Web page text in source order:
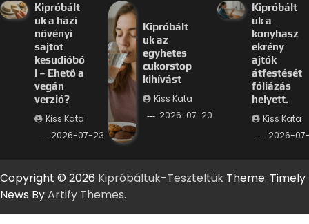
Kipróbált
uk a házi
növényi
sajtot
kesudióbó
l – Ehető a
vegán
verzió?
Kiss Kata
2026-07-23
Kipróbált
uk az
egyhetes
cukorstop
kihívást
Kiss Kata
2026-07-20
Kipróbált
uk a
konyhasz
ekrény
ajtók
átfestését
fóliázás
helyett.
Kiss Kata
2026-
Copyright © 2026 Kipróbáltuk-Teszteltük Theme: Timely
News ByArtify Themes.